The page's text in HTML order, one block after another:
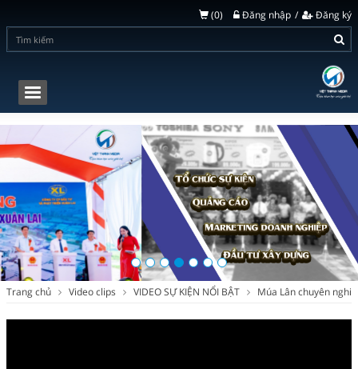
(0) Đăng nhập Đăng ký
Toggle
navigation
Trang chủ Video clips VIDEO SỰ KIỆN NỔI BẬT Múa Lân chuyên